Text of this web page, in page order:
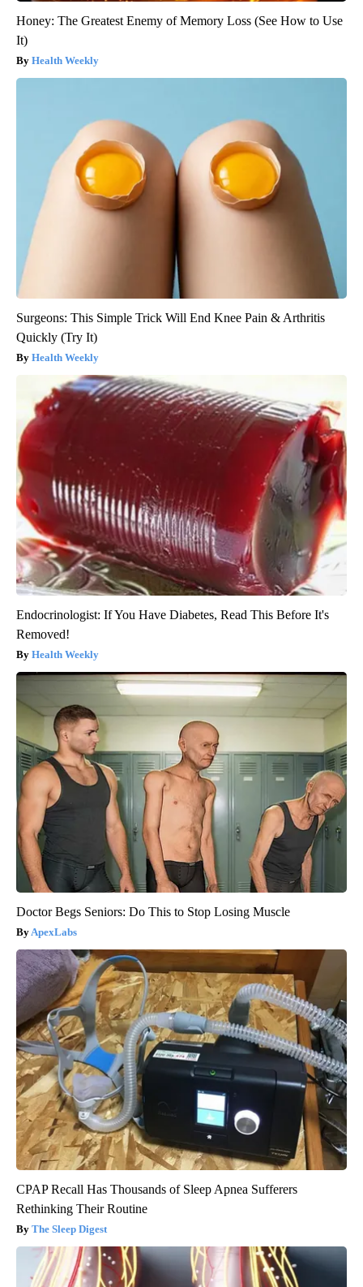
Honey: The Greatest Enemy of Memory Loss (See How to Use
It)
Health Weekly
Surgeons: This Simple Trick Will End Knee Pain & Arthritis
Quickly (Try It)
Health Weekly
Endocrinologist: If You Have Diabetes, Read This Before It's
Removed!
Health Weekly
Doctor Begs Seniors: Do This to Stop Losing Muscle
ApexLabs
CPAP Recall Has Thousands of Sleep Apnea Sufferers
Rethinking Their Routine
The Sleep Digest